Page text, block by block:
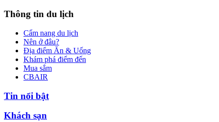
Thông tin du lịch
Cẩm nang du lịch
Nên ở đâu?
Địa điểm Ăn & Uống
Khám phá điểm đến
Mua sắm
CBAIR
Tin nổi bật
Khách sạn